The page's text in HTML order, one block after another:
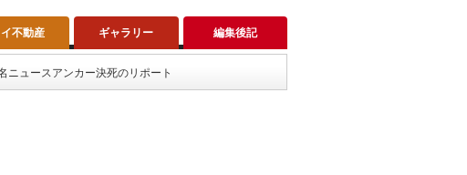
不動産 ギャラリー 編集後記
ニュースアンカー決死のリポート